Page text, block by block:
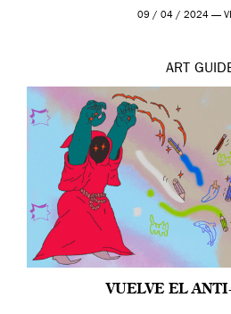
por […]
09 / 04 / 2024 —
ART
VUELVE EL